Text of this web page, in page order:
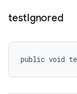
testIgnored
public void